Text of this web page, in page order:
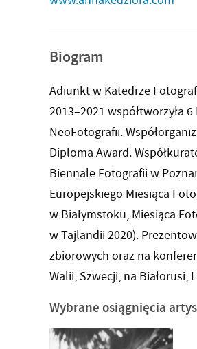
Biogram
Adiunkt w Katedrze
2013–2021 współtworzyła
NeoFotografii.
Diploma Award.
Biennale Fotografii w
Europejskiego Miesiąca
w Białymstoku, Miesiąca
w Tajlandii 2020).
zbiorowych oraz na
Walii, Szwecji, na Białorusi,
Wybrane osiągnięcia